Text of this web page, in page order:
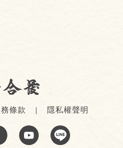
條款 隱私權聲明